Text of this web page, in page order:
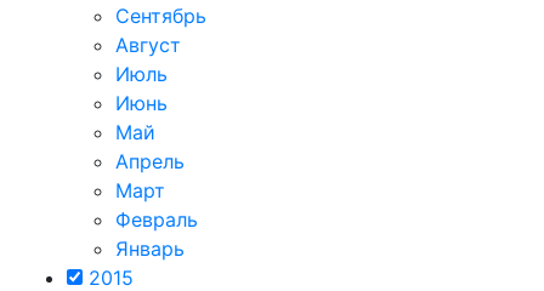
Сентябрь
Август
Июль
Июнь
Май
Апрель
Март
Февраль
Январь
2015